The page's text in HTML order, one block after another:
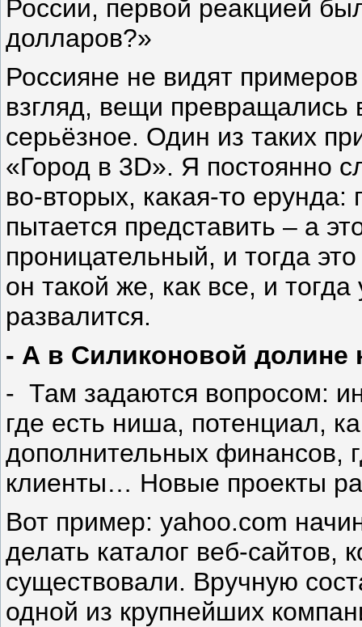
России, первой реакцией
долларов?»
Россияне не видят
взгляд, вещи превращались
серьёзное. Один из таких
«Город в 3D». Я постоянно
во-вторых, какая-то ерунда:
пытается представить – а
проницательный, и тогда
он такой же, как все, и
развалится.
- А в Силиконовой долине
- Там задаются вопросом:
где есть ниша, потенциал,
дополнительных финансов,
клиенты… Новые проекты
Вот пример: yahoo.com
делать каталог веб-сайтов,
существовали. Вручную
одной из крупнейших